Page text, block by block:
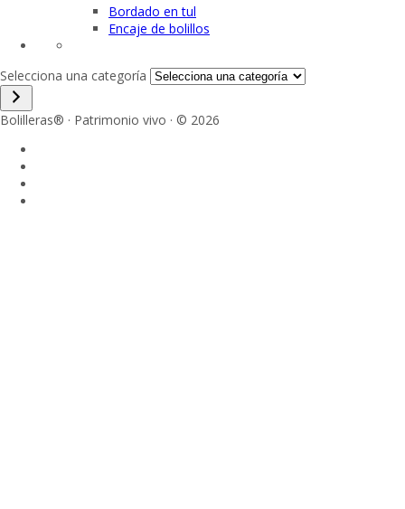
Bordado en tul
Encaje de bolillos
Selecciona una categoría
Bolilleras® · Patrimonio vivo · © 2026